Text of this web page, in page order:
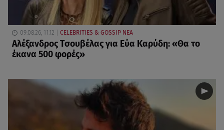
09.08.26, 11:12 CELEBRITIES & GOSSIP ΝΕΑ
Αλέξανδρος Τσουβέλας για Εύα Καρύδη: «Θα το
έκανα 500 φορές»